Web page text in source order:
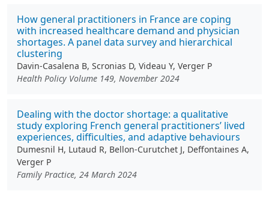
How general practitioners in France are coping
with increased healthcare demand and physician
shortages. A panel data survey and hierarchical
clustering
Davin-Casalena B, Scronias D, Videau Y, Verger P
Health Policy Volume 149, November 2024
Dealing with the doctor shortage: a qualitative
study exploring French general practitioners’ lived
experiences, difficulties, and adaptive behaviours
Dumesnil H, Lutaud R, Bellon-Curutchet J, Deffontaines A,
Verger P
Family Practice, 24 March 2024